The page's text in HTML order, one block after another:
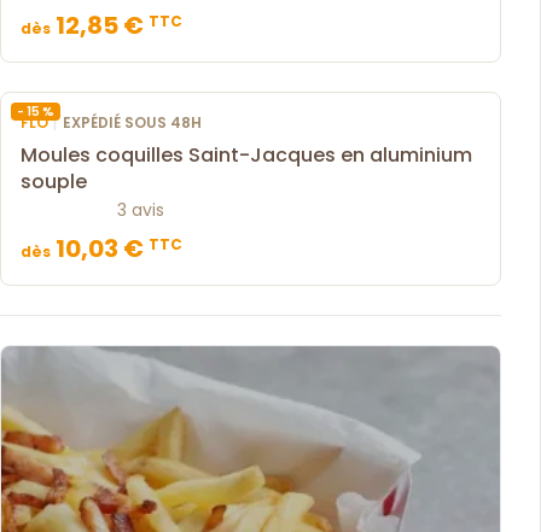
dès 12,85 € TTC
- 15 %
FLO| EXPÉDIÉ SOUS 48H
Moules coquilles Saint-Jacques en aluminium
souple
3 avis
dès 10,03 € TTC